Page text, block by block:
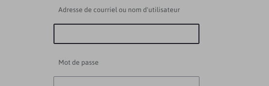
Adresse de courriel ou nom d'utilisateur
Mot de passe